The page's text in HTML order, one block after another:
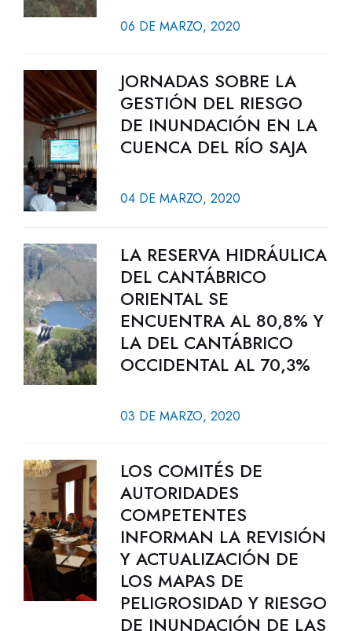
06 DE MARZO, 2020
JORNADAS SOBRE LA
GESTIÓN DEL RIESGO
DE INUNDACIÓN EN LA
CUENCA DEL RÍO SAJA
04 DE MARZO, 2020
LA RESERVA HIDRÁULICA
DEL CANTÁBRICO
ORIENTAL SE
ENCUENTRA AL 80,8% Y
LA DEL CANTÁBRICO
OCCIDENTAL AL 70,3%
03 DE MARZO, 2020
LOS COMITÉS DE
AUTORIDADES
COMPETENTES
INFORMAN LA REVISIÓN
Y ACTUALIZACIÓN DE
LOS MAPAS DE
PELIGROSIDAD Y RIESGO
DE INUNDACIÓN DE LAS